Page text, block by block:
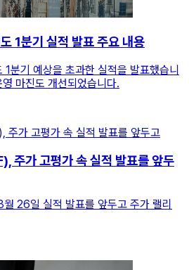
1분기 실적 발표 주요 내용
분기 예상을 초과한 실적을 발표했습니
마진도 개선되었습니다.
주가 고평가 속 실적 발표를 앞두
26일 실적 발표를 앞두고 주가 랠리